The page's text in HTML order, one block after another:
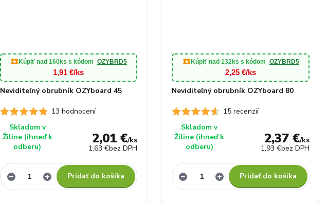
Kúpiť nad 160ks s kódom OZYBRD5
1,91 €/ks
13 hodnocení
Neviditeľný obrubník OZYboard 45
2,01 €/ks
1,63 €bez DPH
Skladom v
Žiline (ihneď k
odberu)
Pridať do košíka
Kúpiť nad 132ks s kódom OZYBRD5
2,25 €/ks
15 recenzií
Neviditeľný obrubník OZYboard 80
2,37 €/ks
1,93 €bez DPH
Skladom v
Žiline (ihneď k
odberu)
Pridať do košíka